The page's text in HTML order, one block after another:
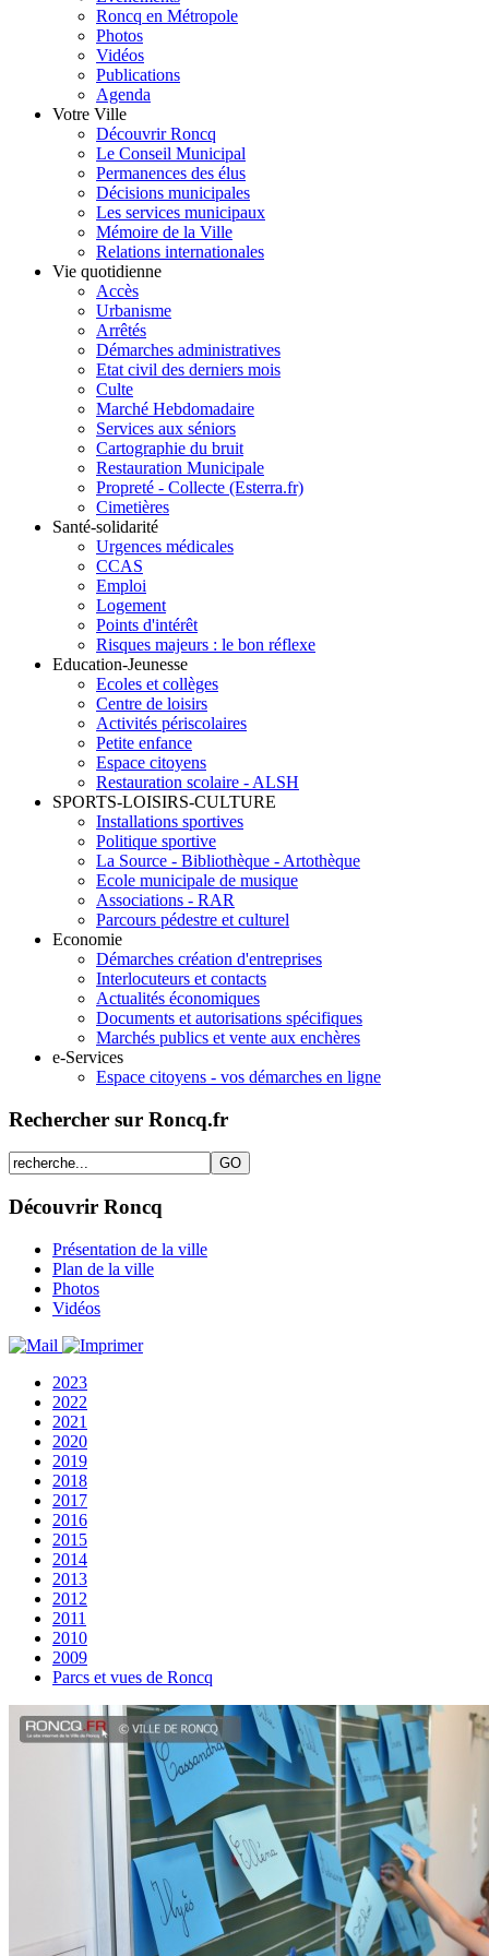
Roncq en Métropole
Photos
Vidéos
Publications
Agenda
Votre Ville
Découvrir Roncq
Le Conseil Municipal
Permanences des élus
Décisions municipales
Les services municipaux
Mémoire de la Ville
Relations internationales
Vie quotidienne
Accès
Urbanisme
Arrêtés
Démarches administratives
Etat civil des derniers mois
Culte
Marché Hebdomadaire
Services aux séniors
Cartographie du bruit
Restauration Municipale
Propreté - Collecte (Esterra.fr)
Cimetières
Santé-solidarité
Urgences médicales
CCAS
Emploi
Logement
Points d'intérêt
Risques majeurs : le bon réflexe
Education-Jeunesse
Ecoles et collèges
Centre de loisirs
Activités périscolaires
Petite enfance
Espace citoyens
Restauration scolaire - ALSH
SPORTS-LOISIRS-CULTURE
Installations sportives
Politique sportive
La Source - Bibliothèque - Artothèque
Ecole municipale de musique
Associations - RAR
Parcours pédestre et culturel
Economie
Démarches création d'entreprises
Interlocuteurs et contacts
Actualités économiques
Documents et autorisations spécifiques
Marchés publics et vente aux enchères
e-Services
Espace citoyens - vos démarches en ligne
Rechercher sur Roncq.fr
Découvrir Roncq
Présentation de la ville
Plan de la ville
Photos
Vidéos
2023
2022
2021
2020
2019
2018
2017
2016
2015
2014
2013
2012
2011
2010
2009
Parcs et vues de Roncq